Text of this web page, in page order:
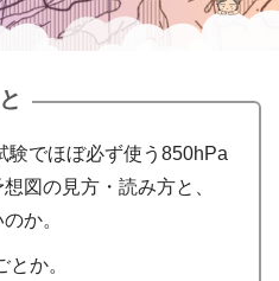
験でほぼ必ず使う850hPa
図の見方・読み方と、
か。
か。